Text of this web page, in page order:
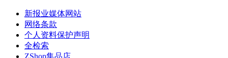
新报业媒体网站
网络条款
个人资料保护声明
全检索